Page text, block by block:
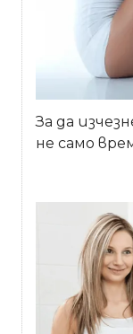
За да
не само